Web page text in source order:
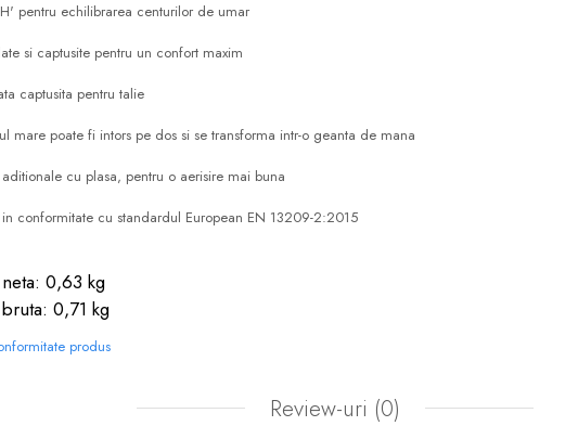
pentru echilibrarea centurilor de umar
si captusite pentru un confort maxim
captusita pentru talie
mare poate fi intors pe dos si se transforma intr-o geanta de mana
cu plasa, pentru o aerisire mai buna
in conformitate cu standardul European EN 13209-2:2015
0,63 kg
0,71 kg
produs
Review-uri (0)